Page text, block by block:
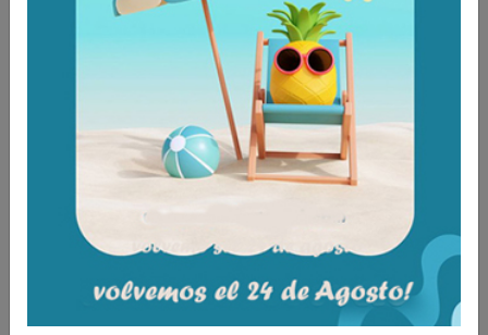
Tambien te recomendamos